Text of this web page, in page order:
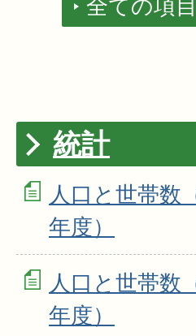
全ての項
統計
人口と世帯数
年度）
人口と世帯数
年度）